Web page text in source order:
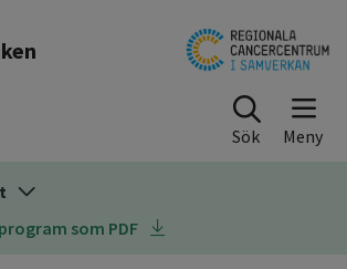
Sök
som PDF